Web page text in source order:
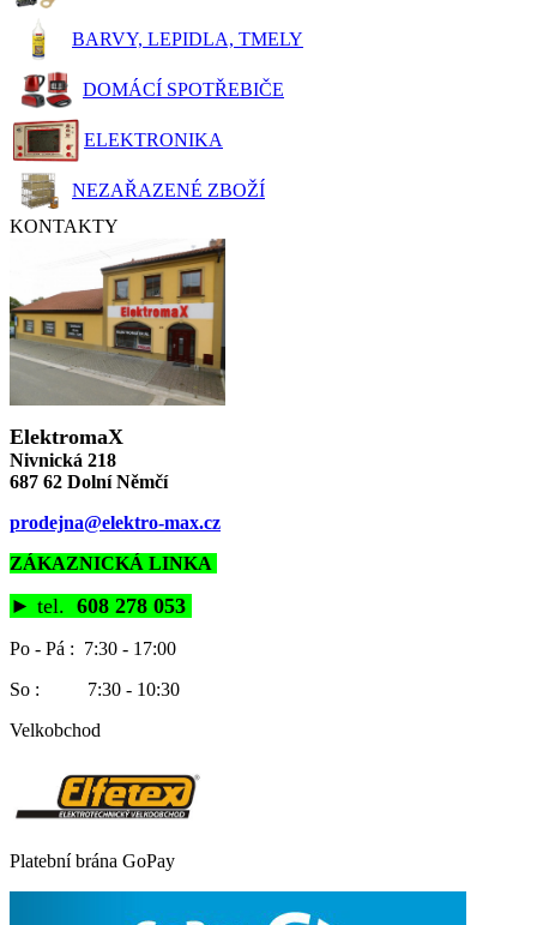
BARVY, LEPIDLA, TMELY
DOMÁCÍ SPOTŘEBIČE
ELEKTRONIKA
NEZAŘAZENÉ ZBOŽÍ
KONTAKTY
ElektromaX
Nivnická 218
687 62 Dolní Němčí
prodejna@elektro-max.cz
ZÁKAZNICKÁ LINKA
► tel. 608 278 053
Po - Pá : 7:30 - 17:00
So : 7:30 - 10:30
Velkobchod
Platební brána GoPay